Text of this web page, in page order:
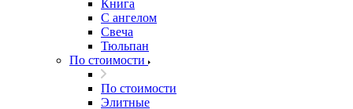
Книга
С ангелом
Свеча
Тюльпан
По стоимости
По стоимости
Элитные